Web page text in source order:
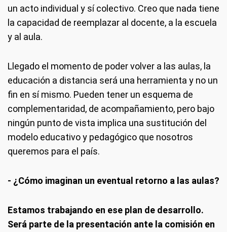
un acto individual y sí colectivo. Creo que nada tiene
la capacidad de reemplazar al docente, a la escuela
y al aula.
Llegado el momento de poder volver a las aulas, la
educación a distancia será una herramienta y no un
fin en sí mismo. Pueden tener un esquema de
complementaridad, de acompañamiento, pero bajo
ningún punto de vista implica una sustitución del
modelo educativo y pedagógico que nosotros
queremos para el país.
- ¿Cómo imaginan un eventual retorno a las aulas?
Estamos trabajando en ese plan de desarrollo.
Será parte de la presentación ante la comisión en